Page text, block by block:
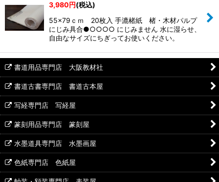
3,980円(税込)
55×79ｃｍ 20枚入 手漉楮紙 楮・木材パルプ
にじみ具合●○○○○ にじみません 水に湿らせ、
自由なサイズにちぎってお使いください。
書道用品専門店 大阪教材社
書道古書専門店 書道古本屋
写経専門店 写経屋
篆刻用品専門店 篆刻屋
水墨道具専門店 水墨画屋
色紙専門店 色紙屋